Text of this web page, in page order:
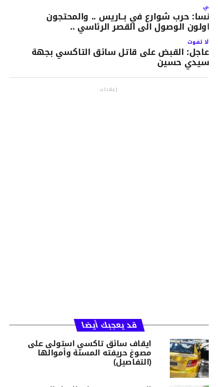
حرب شوارع في بــاريس .. والمحتجون
الوصول الى القصر الرئاسي ..
لا تفوت
عاجل: القبض على قاتل سائق التاكسي بجهة
سيدي حسين
إعلانات
قد يعجبك أيضا
ايقاف سائق تاكسي استولى على
مصوغ حريفته المسنة وأموالها
(التفاصيل)